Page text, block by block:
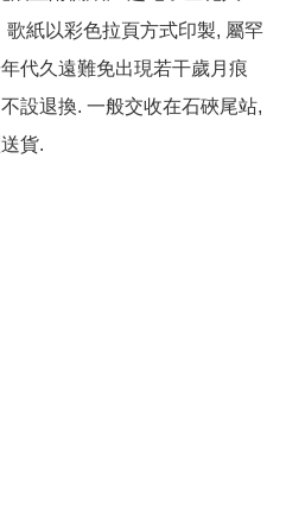
紙以彩色拉頁方式印製, 屬罕
代久遠難免出現若干歲月痕
設退換. 一般交收在石硤尾站,
貨.